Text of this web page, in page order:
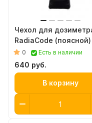
Чехол для
RadiaCode (поясной)
0 Есть в наличии
640 руб.
В корзину